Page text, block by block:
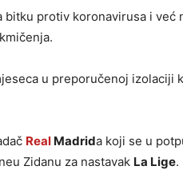
bitku protiv koronavirusa i već
u preporučenoj izolaciji
Real Madrida koji se u
Zidanu za nastavak La Lige.